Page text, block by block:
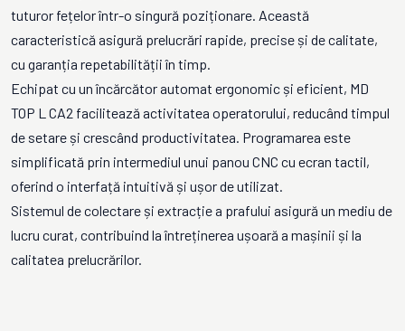
tuturor fețelor într-o singură poziționare. Această
caracteristică asigură prelucrări rapide, precise și de calitate,
cu garanția repetabilității în timp.
Echipat cu un încărcător automat ergonomic și eficient, MD
TOP L CA2 facilitează activitatea operatorului, reducând timpul
de setare și crescând productivitatea. Programarea este
simplificată prin intermediul unui panou CNC cu ecran tactil,
oferind o interfață intuitivă și ușor de utilizat.
Sistemul de colectare și extracție a prafului asigură un mediu de
lucru curat, contribuind la întreținerea ușoară a mașinii și la
calitatea prelucrărilor.